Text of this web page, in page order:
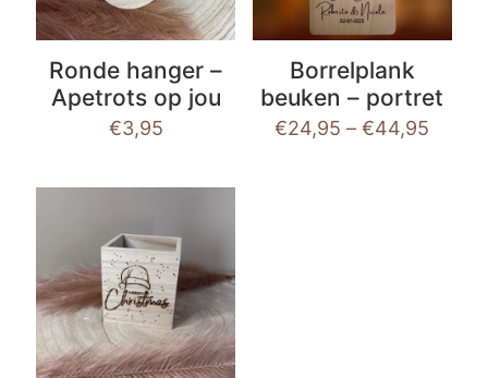
Ronde hanger –
Apetrots op jou
€3,95
Borrelplank
beuken – portret
€24,95 –€44,95